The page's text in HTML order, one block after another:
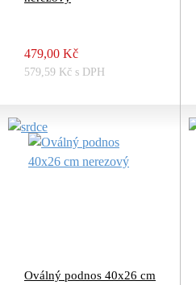
479,00 Kč
579,59 Kč s DPH
Oválný podnos 40x26 cm